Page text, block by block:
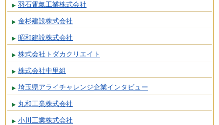
羽石電氣工業株式会社
金杉建設株式会社
昭和建設株式会社
株式会社トダカクリエイト
株式会社中里組
埼玉県アライチャレンジ企業インタビュー
丸和工業株式会社
小川工業株式会社